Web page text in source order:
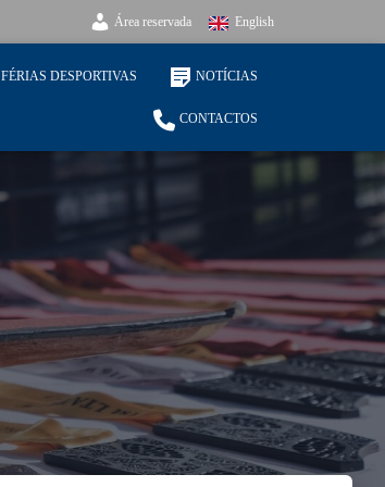
Área reservada English
FÉRIAS DESPORTIVAS NOTÍCIAS
CONTACTOS